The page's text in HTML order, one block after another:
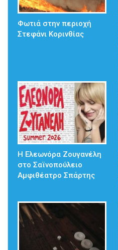
Φωτιά στην περιοχή
Στεφάνι Κορινθίας
Η Ελεωνόρα Ζουγανέλη
στο Σαϊνοπούλειο
Αμφιθέατρο Σπάρτης